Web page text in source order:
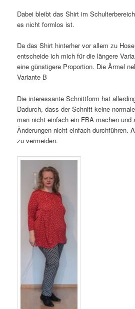
Dabei bleibt das Shirt im
es nicht formlos ist.
Da das Shirt hinterher vor allem zu
entscheide ich mich für die längere
eine günstigere Proportion. Die Ärmel
Variante B
Die interessante Schnittform hat
Dadurch, dass der Schnitt keine
man nicht einfach ein FBA machen und
Änderungen nicht einfach durchführen.
zu vermeiden.